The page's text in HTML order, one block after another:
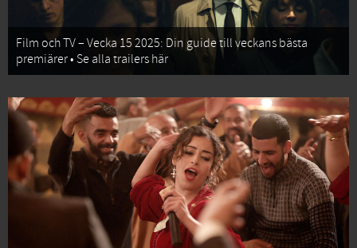
Film och TV – Vecka 15 2025: Din guide till veckans bästa
premiärer • Se alla trailers här